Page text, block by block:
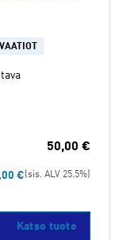
50,00 €
€ (sis. ALV 25.5%)
Katso tuote